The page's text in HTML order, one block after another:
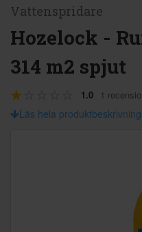
Vattenspridare
Hozelock -
314 m2 spjut
1.0 1
Läs hela